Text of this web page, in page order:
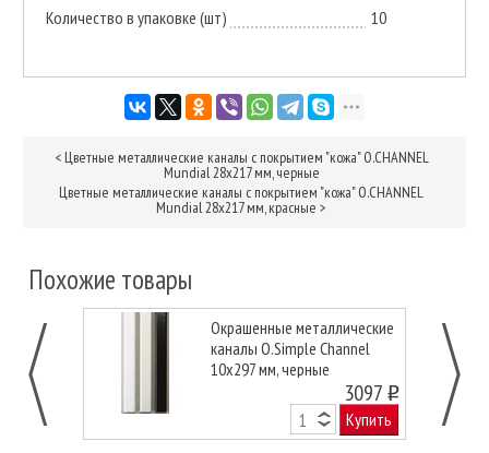
Количество в упаковке (шт)
10
< Цветные металлические каналы с покрытием "кожа" O.CHANNEL
Mundial 28х217 мм, черные
Цветные металлические каналы с покрытием "кожа" O.CHANNEL
Mundial 28х217 мм, красные >
Похожие товары
Окрашенные металлические
каналы O.Simple Channel
10х297 мм, черные
3097 o
Купить